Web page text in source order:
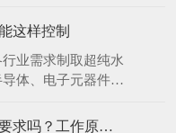
英砂、无烟煤等介
度，保护后续设备
。 2.活性炭吸附：
这样控制
业需求制取超纯水
体、电子元器件、
着整一套超纯水设
工业用的纯水机进水有要求吗？工作原理什么？